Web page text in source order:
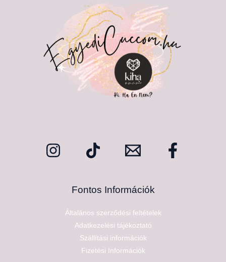
Fontos Információk
Általános szerződési feltételek
Adatkezelési tájékoztató
Szállítási információk
Fizetési Információk